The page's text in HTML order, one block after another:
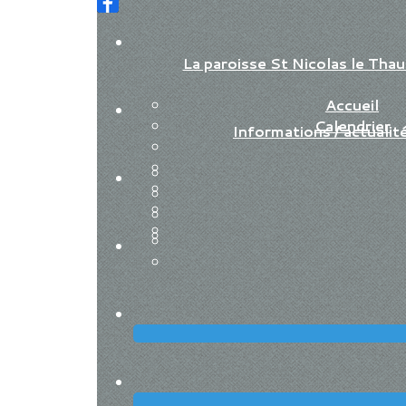
La paroisse St Nicolas le
Accueil
Calendrier
Informations /